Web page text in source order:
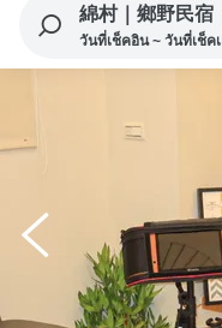
綿村｜鄉野民宿
วันที่เช็คอิน ~ วันที่เช็ค